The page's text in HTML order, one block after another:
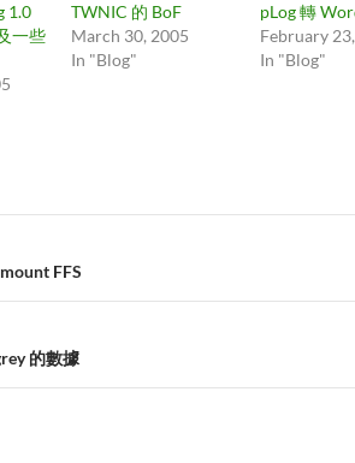
1.0
一些
TWNIC 的 BoF
March 30, 2005
In "Blog"
pLog 轉
February
In "Blog"
FFS
的數據